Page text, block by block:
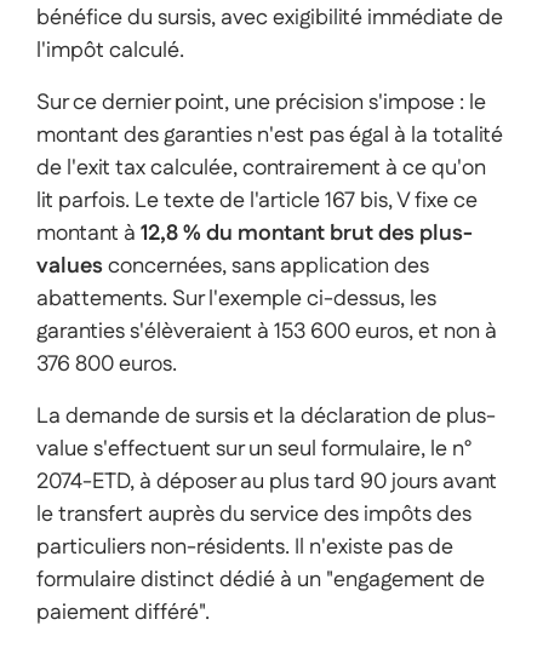
bénéfice du sursis, avec exigibilité immédiate de
l'impôt calculé.
Sur ce dernier point, une précision s'impose : le
montant des garanties n'est pas égal à la totalité
de l'exit tax calculée, contrairement à ce qu'on
lit parfois. Le texte de l'article 167 bis, V fixe ce
montant à12,8 % du montant brut des plus-
valuesconcernées, sans application des
abattements. Sur l'exemple ci-dessus, les
garanties s'élèveraient à 153 600 euros, et non à
376 800 euros.
La demande de sursis et la déclaration de plus-
value s'effectuent sur un seul formulaire, le n°
2074-ETD, à déposer au plus tard 90 jours avant
le transfert auprès du service des impôts des
particuliers non-résidents. Il n'existe pas de
formulaire distinct dédié à un "engagement de
paiement différé".